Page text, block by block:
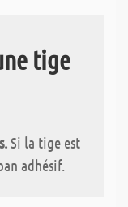
tige
Si la tige est
adhésif.